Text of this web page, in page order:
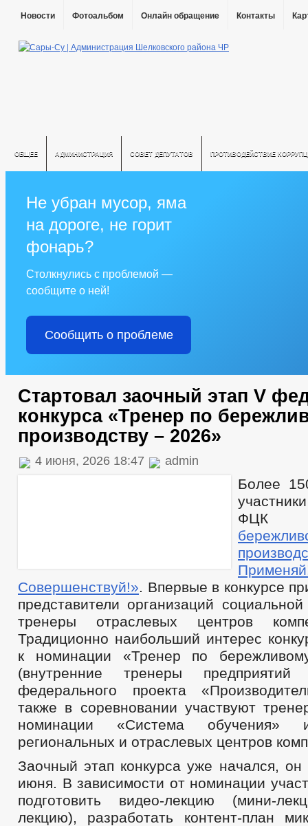
Новости Фотоальбом Онлайн обращение Контакты
ОБЩЕЕ АДМИНИСТРАЦИЯ СОВЕТ ДЕПУТАТОВ ПРОТИВОДЕЙСТВИЕ
Не убран мусор, яма
на дороге, не горит
фонарь?
Столкнулись с проблемой —
сообщите о ней!
Сообщить о проблеме
Стартовал заочный этап V
конкурса «Тренер по
производству – 2026»
4 июня, 2026 18:47 admin
Более
Совершенствуй!». Впервые в конкурсе
представители организаций
тренеры отраслевых центров
Традиционно наибольший интерес
к номинации «Тренер по
(внутренние тренеры
федерального проекта
также в соревновании участвуют
номинации «Система обучения»
региональных и отраслевых центров
Заочный этап конкурса уже начался,
июня. В зависимости от номинации
подготовить видео-лекцию (мини-
лекцию), разработать контент-план